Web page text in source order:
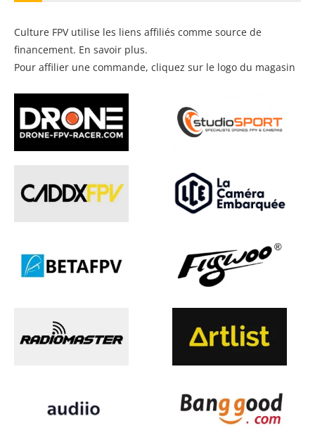
Culture FPV utilise les liens affiliés comme source de
financement. En savoir plus.
Pour affilier une commande, cliquez sur le logo du magasin